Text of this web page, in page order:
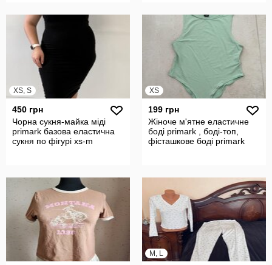
XS, S
450 грн
Чорна сукня-майка міді
primark базова еластична
сукня по фігурі xs-m
XS
199 грн
Жіноче м'ятне еластичне
боді primark , боді-топ,
фісташкове боді primark
M, L